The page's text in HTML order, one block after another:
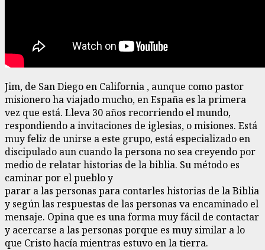
Jim, de San Diego en California , aunque como pastor
misionero ha viajado mucho, en España es la primera
vez que está. Lleva 30 años recorriendo el mundo,
respondiendo a invitaciones de iglesias, o misiones. Está
muy feliz de unirse a este grupo, está especializado en
discipulado aun cuando la persona no sea creyendo por
medio de relatar historias de la biblia. Su método es
caminar por el pueblo y
parar a las personas para contarles historias de la Biblia
y según las respuestas de las personas va encaminado el
mensaje. Opina que es una forma muy fácil de contactar
y acercarse a las personas porque es muy similar a lo
que Cristo hacía mientras estuvo en la tierra.